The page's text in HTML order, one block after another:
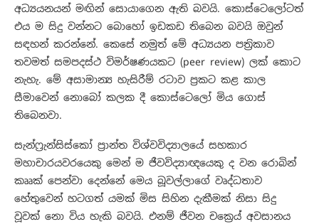
අධ්‍යයනයන් මඟින් සොයාගෙන ඇති බවයි. කොස්ටෙලෝටත්
එය ම සිදු වන්නට බොහෝ ඉඩකඩ තිබෙන බවයි ඔවුන්
සඳහන් කරන්නේ. කෙසේ නමුත් මේ අධ්‍යයන පත්‍රිකාව
තවමත් සමපදස්ථ විමර්ෂණයකට (peer review) ලක් කොට
නැහැ. මේ අසාමාන්‍ය හැසිරීම් රටාව ප්‍රකට කළ කාල
සීමාවෙන් නොබෝ කලක දී කොස්ටෙලෝ මිය ගොස්
තිබෙනවා.
සැන්ෆ්‍රැන්සිස්කෝ ප්‍රාන්ත විශ්වවිද්‍යාලයේ සහකාර
මහාචාරයවරයෙකු මෙන් ම ජීවවිද්‍යාඥයෙකු ද වන රොබින්
කෘෘක් පෙන්වා දෙන්නේ මෙය බූවල්ලාගේ වෘද්ධතාව
හේතුවෙන් හටගත් යමක් මිස සිහින දැකීමක් නිසා සිදු
වූවක් නො විය හැකි බවයි. එනම් ජීවන චක්‍රෙය් අවසානය